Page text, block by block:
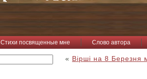
Стихи посвященные мне Слово автора
« Вірші на 8 Березня